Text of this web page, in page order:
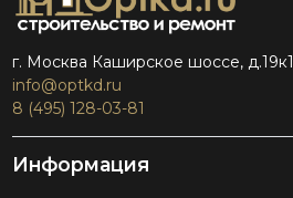
г. Москва Каширское шоссе, д.19к1
info@optkd.ru
8 (495) 128-03-81
Информация